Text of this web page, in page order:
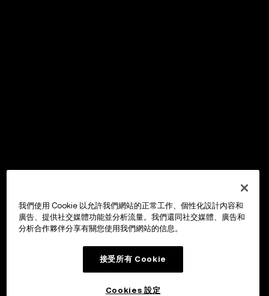
我們使用 Cookie 以允許我們網站的正常工作、個性化設計內容和
廣告、提供社交媒體功能並分析流量。我們還同社交媒體、廣告和
分析合作夥伴分享有關您使用我們網站的信息。
接受所有 Cookie
Cookies 設定